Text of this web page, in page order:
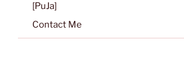
[PuJa]
Contact Me